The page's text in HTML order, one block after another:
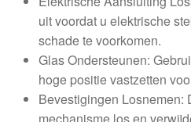
uit voordat u elektrische
schade te voorkomen.
Glas Ondersteunen:
hoge positie vastzetten
Bevestigingen Losnemen:
mechanisme los en